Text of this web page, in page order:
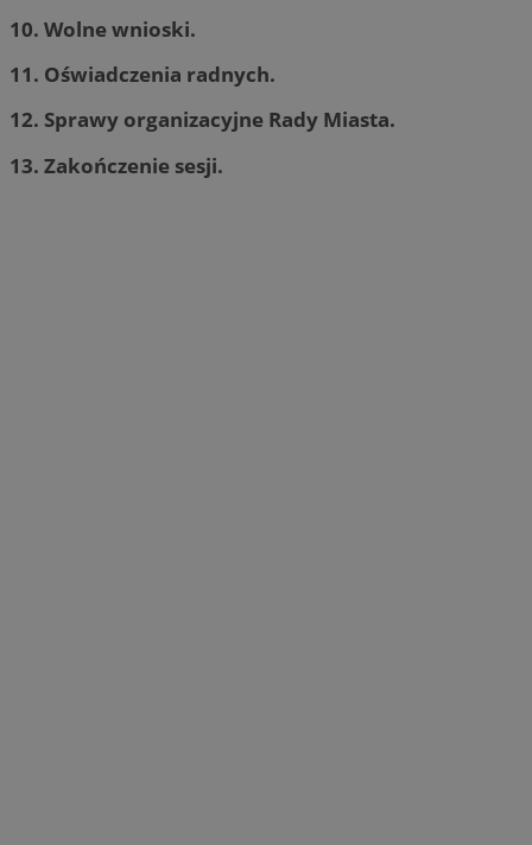
10. Wolne wnioski.
11. Oświadczenia radnych.
12. Sprawy organizacyjne Rady Miasta.
13. Zakończenie sesji.